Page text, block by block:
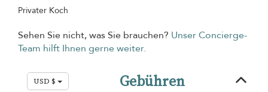
Privater Koch
Sehen Sie nicht, was Sie brauchen? Unser Concierge-
Team hilft Ihnen gerne weiter.
USD $ Gebühren